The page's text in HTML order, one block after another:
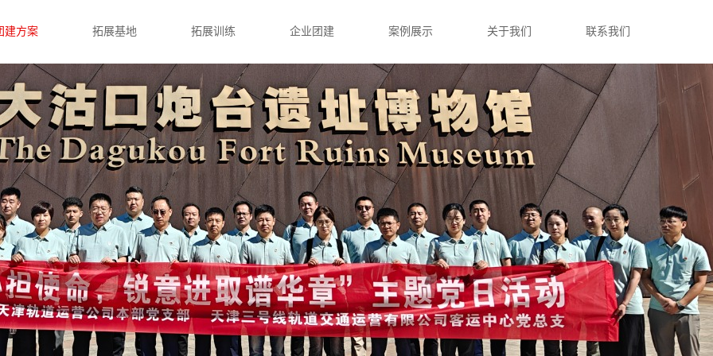
建方案 拓展基地 拓展训练 企业团建 案例展示 关于我们 联系我们